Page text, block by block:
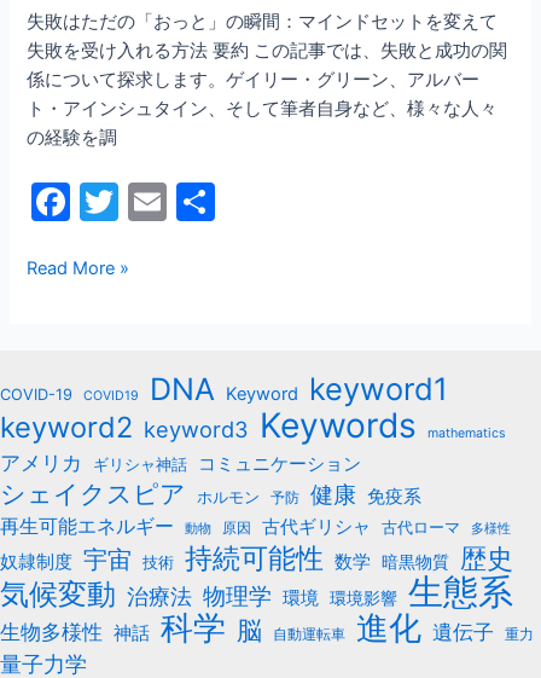
失敗はただの「おっと」の瞬間：マインドセットを変えて
失敗を受け入れる方法 要約 この記事では、失敗と成功の関
係について探求します。ゲイリー・グリーン、アルバー
ト・アインシュタイン、そして筆者自身など、様々な人々
の経験を調
F
c
o
o
k
T
itt
E
を
変
え
て
失
を
受
入
法
Read More »
COVID-19 COVID19 DNA Keyword keyword1
keyword2 keyword3 Keywords mathematics
アメリカ ギリシャ神話 コミュニケーション
シェイクスピア ホルモン 予防 健康 免疫系
再生可能エネルギー
動物 原因 古代ギリシャ 古代ローマ 多様性
奴隷制度 宇宙 技術 持続可能性 数学 暗黒物質 歴史
気候変動 治療法 物理学 環境 環境影響 生態系
生物多様性 神話 科学 脳 自動運転車 進化 遺伝子 重力
量子力学